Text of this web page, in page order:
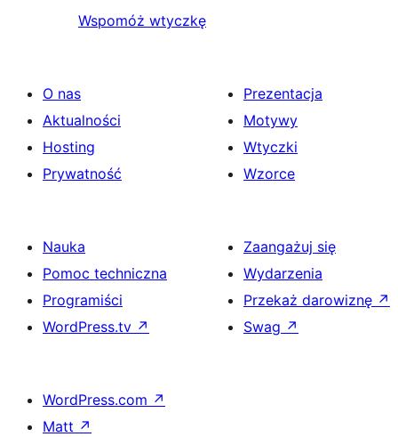
Wspomóż wtyczkę
O nas
Aktualności
Hosting
Prywatność
Prezentacja
Motywy
Wtyczki
Wzorce
Nauka
Pomoc techniczna
Programiści
WordPress.tv ↗
Zaangażuj się
Wydarzenia
Przekaż darowiznę ↗
Swag ↗
WordPress.com ↗
Matt ↗